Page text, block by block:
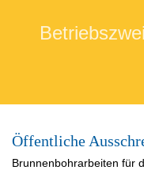
Öffentliche
Brunnen­bohrarbeiten für